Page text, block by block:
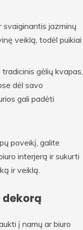
svaiginantis jazminų
veiklą, todėl puikiai
gėlių kvapas,
dėl savo
gali padėti
poveikį, galite
interjerą ir sukurti
ir veiklą.
į namų ar biuro